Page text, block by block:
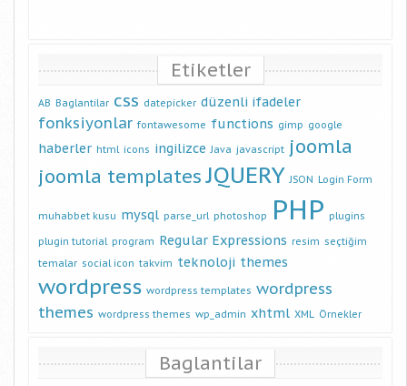
Etiketler
AB Baglantilar css datepicker düzenli ifadeler
fonksiyonlar fontawesome functions gimp google
haberler html icons ingilizce Java javascript joomla
joomla templates JQUERY JSON Login Form
muhabbet kusu mysql parse_url photoshop PHP plugins
plugin tutorial program Regular Expressions resim seçtiğim
temalar social icon takvim teknoloji themes
wordpress wordpress templates wordpress
themes wordpress themes wp_admin xhtml XML Örnekler
Baglantilar